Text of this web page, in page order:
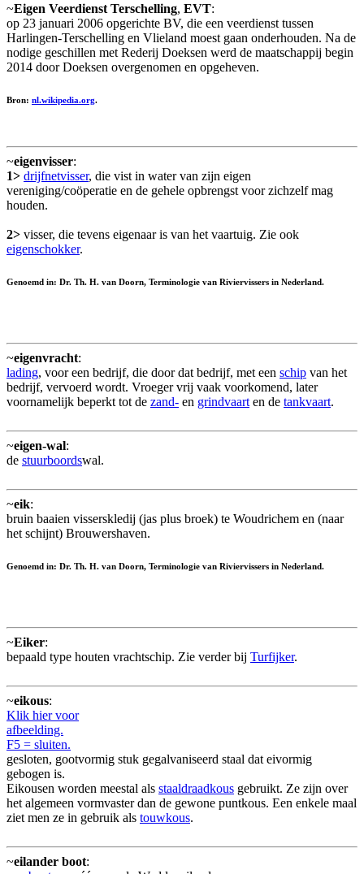
~Eigen Veerdienst Terschelling, EVT:
op 23 januari 2006 opgerichte BV, die een veerdienst tussen
Harlingen-Terschelling en Vlieland moest gaan onderhouden. Na de
nodige geschillen met Rederij Doeksen werd de maatschappij begin
2014 door Doeksen overgenomen en opgeheven.
Bron: nl.wikipedia.org.
~eigenvisser:
1> drijfnetvisser, die vist in water van zijn eigen
vereniging/coöperatie en de gehele opbrengst voor zichzelf mag
houden.
2> visser, die tevens eigenaar is van het vaartuig. Zie ook
eigenschokker.
Genoemd in: Dr. Th. H. van Doorn, Terminologie van Riviervissers in Nederland.
~eigenvracht:
lading, voor een bedrijf, die door dat bedrijf, met een schip van het
bedrijf, vervoerd wordt. Vroeger vrij vaak voorkomend, later
voornamelijk beperkt tot de zand- en grindvaart en de tankvaart.
~eigen-wal:
de stuurboordswal.
~eik:
bruin baaien visserskledij (jas plus broek) te Woudrichem en (naar
het schijnt) Brouwershaven.
Genoemd in: Dr. Th. H. van Doorn, Terminologie van Riviervissers in Nederland.
~Eiker:
bepaald type houten vrachtschip. Zie verder bij Turfijker.
~eikous:
Klik hier voor
afbeelding.
F5 = sluiten.
gesloten, gootvormig stuk gegalvaniseerd staal dat eivormig
gebogen is.
Eikousen worden meestal als staaldraadkous gebruikt. Ze zijn over
het algemeen vormvaster dan de gewone puntkous. Een enkele maal
ziet men ze in gebruik als touwkous.
~eilander boot: